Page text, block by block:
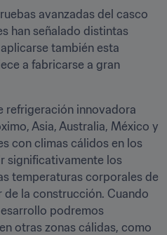
avanzadas del casco
han señalado distintas
también esta
a fabricarse a gran
refrigeración innovadora
Asia, Australia, México y
con climas cálidos en los
significativamente los
temperaturas corporales de
la construcción. Cuando
podremos
otras zonas cálidas, como